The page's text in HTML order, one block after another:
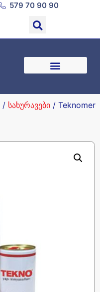
579 70 90 90
/ სახურავები / Teknomer